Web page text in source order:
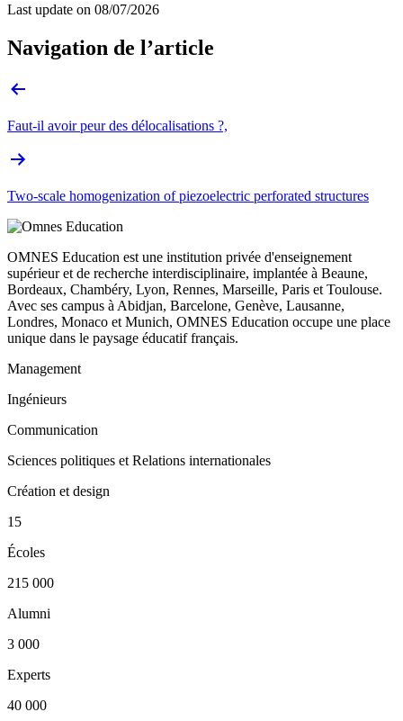
Last update on 08/07/2026
Navigation de l’article
Faut-il avoir peur des délocalisations ?,
Two-scale homogenization of piezoelectric perforated structures
OMNES Education est une institution privée d'enseignement
supérieur et de recherche interdisciplinaire, implantée à Beaune,
Bordeaux, Chambéry, Lyon, Rennes, Marseille, Paris et Toulouse.
Avec ses campus à Abidjan, Barcelone, Genève, Lausanne,
Londres, Monaco et Munich, OMNES Education occupe une place
unique dans le paysage éducatif français.
Management
Ingénieurs
Communication
Sciences politiques et Relations internationales
Création et design
15
Écoles
215 000
Alumni
3 000
Experts
40 000